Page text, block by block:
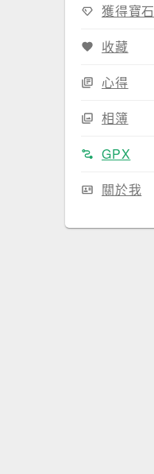
獲得寶石
收藏
心得
相簿
GPX
關於我